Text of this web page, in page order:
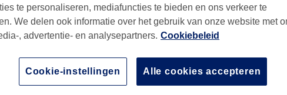
momenteel geen boekingen via Treatwell.
in jouw buurt te ontdekken. Je vindt er tal van
te personaliseren, mediafuncties te bieden en ons verkeer te
We delen ook informatie over het gebruik van onze website met
, advertentie- en analysepartners. Cookiebeleid
Alle cookies accepteren
Cookie-instellingen